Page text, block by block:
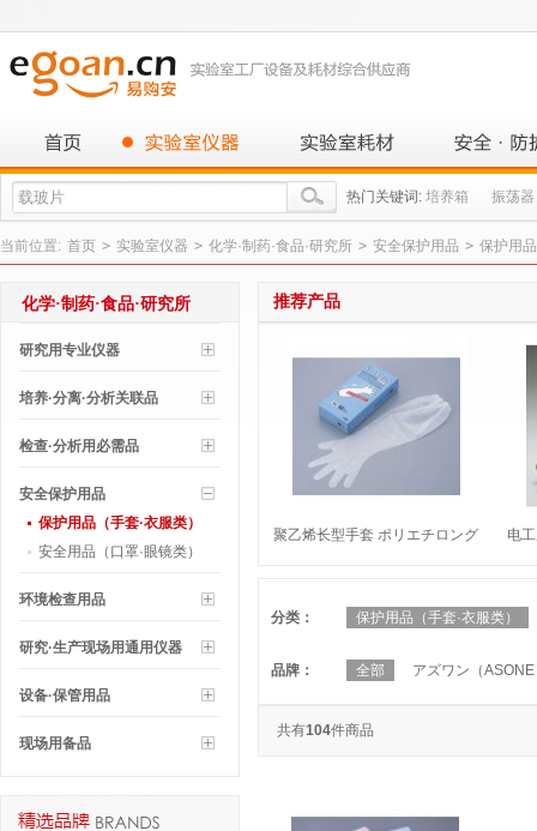
热门关键词: 培养箱 振荡器
当前位置: 首页 > 实验室仪器 > 化学·制药·食品·研究所 > 安全保护用品 > 保护用
推荐产品
聚乙烯长型手套 ポリエチロング
电
分类： 保护用品（手套·衣服类）
品牌： 全部 アズワン（
共有104件商品
化学·制药·食品·研究所
研究用专业仪器
培养·分离·分析关联品
检查·分析用必需品
安全保护用品
保护用品（手套·衣服类）
安全用品（口罩·眼镜类）
环境检查用品
研究·生产现场用通用仪器
设备·保管用品
现场用备品